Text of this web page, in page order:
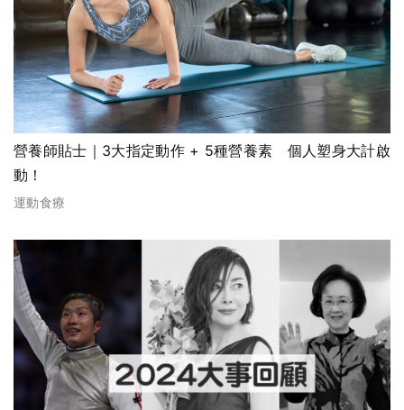
營養師貼士｜3大指定動作 + 5種營養素 個人塑身大計啟
動！
運動食療